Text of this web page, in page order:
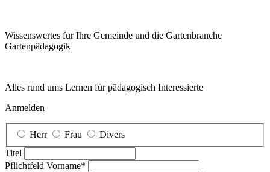
Wissenswertes für Ihre Gemeinde und die Gartenbranche
Garten­pädagogik
Alles rund ums Lernen für pädagogisch Interessierte
Anmelden
Herr Frau
Divers
Titel
Pflichtfeld Vorname*